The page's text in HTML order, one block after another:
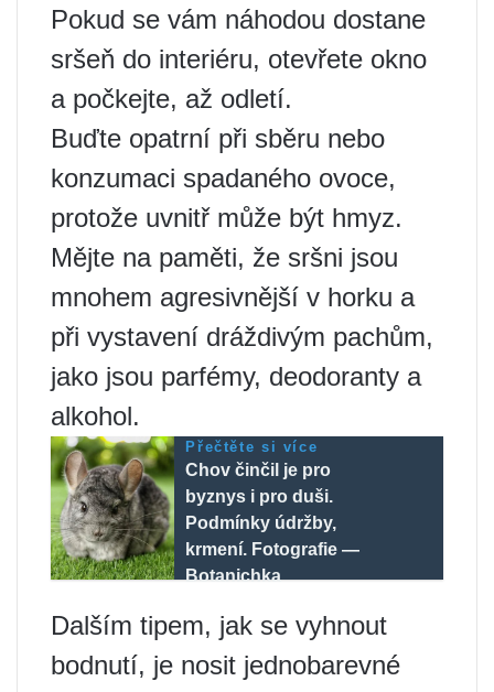
Pokud se vám náhodou dostane
sršeň do interiéru, otevřete okno
a počkejte, až odletí.
Buďte opatrní při sběru nebo
konzumaci spadaného ovoce,
protože uvnitř může být hmyz.
Mějte na paměti, že sršni jsou
mnohem agresivnější v horku a
při vystavení dráždivým pachům,
jako jsou parfémy, deodoranty a
alkohol.
Přečtěte si více
Chov činčil je pro
byznys i pro duši.
Podmínky údržby,
krmení. Fotografie —
Botanichka
Dalším tipem, jak se vyhnout
bodnutí, je nosit jednobarevné